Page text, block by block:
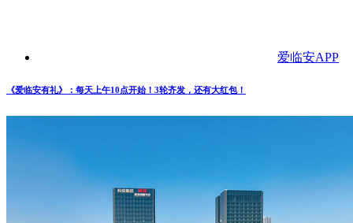
爱临安APP
《爱临安有礼》：每天上午10点开始！3轮齐发，还有大红包！